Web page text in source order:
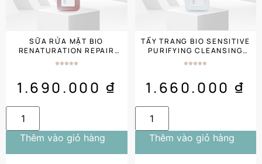
SỮA RỬA MẶT BIO
RENATURATION REPAIR
CLEANSER (1000ML)
1.690.000 ₫
Thêm vào giỏ hàng
TẨY TRANG BIO SENSITIVE
PURIFYING CLEANSING
1.660.000 ₫
Thêm vào giỏ hàng